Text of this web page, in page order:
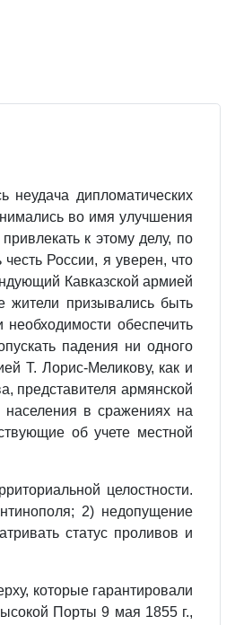
дипломатических
во имя улучшения
к этому делу, по
России, я уверен, что
Кавказской армией
жители призывались быть
обеспечить
падения ни одного
Т. Лорис-Меликову, как и
представителя армянской
населения в сражениях на
об учете местной
целостности.
2) недопущение
статус проливов и
которые гарантировали
Порты 9 мая 1855 г.,